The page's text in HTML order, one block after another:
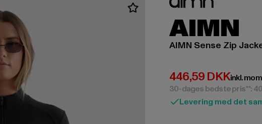
AIMN
AIMN Sense Zip
446,59 DKK
Nuværende pris:
inkl.
30-dages bedste pris**:
Levering med det